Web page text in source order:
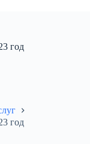
год
год